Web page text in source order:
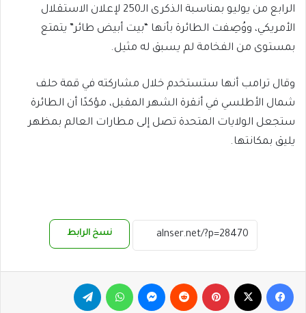
الرابع من يوليو بمناسبة الذكرى الـ250 لإعلان الاستقلال
الأمريكي، ووُصِفت الطائرة بأنها “بيت أبيض طائر” يتمتع
بمستوى من الفخامة لم يسبق له مثيل.
وقال ترامب أنها ستستخدم خلال مشاركته في قمة حلف
شمال الأطلسي في أنقرة الشهر المقبل، مؤكدًا أن الطائرة
ستجعل الولايات المتحدة تصل إلى مطارات العالم بمظهر
يليق بمكانتها.
نسخ الرابط
فيسبوك بينتيريست ماسنجر واتساب